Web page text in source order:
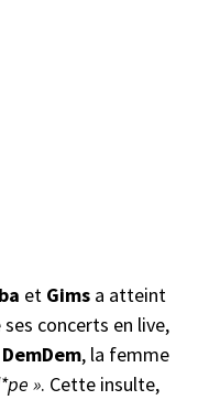
et Gims a atteint
concerts en live,
DemDem, la femme
». Cette insulte,